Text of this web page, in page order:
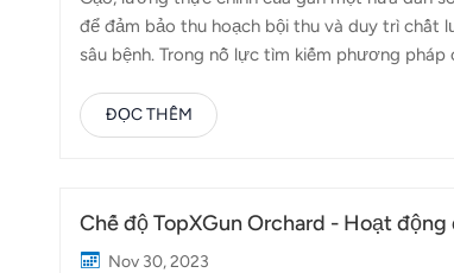
để đảm bảo thu hoạch bội thu và duy trì chất
sâu bệnh. Trong nỗ lực tìm kiếm phương
một cách sống. Từ những cánh đồng lúa rộng
chính nuôi sống cộng đồng. Với vai trò quan
ĐỌC THÊM
Chế độ TopXGun Orchard - Hoạt
Nov 30, 2023